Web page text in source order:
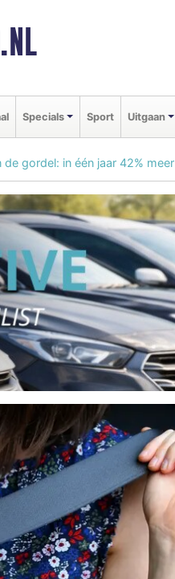
Specials Sport Uitgaan
gordel: in één jaar 42%